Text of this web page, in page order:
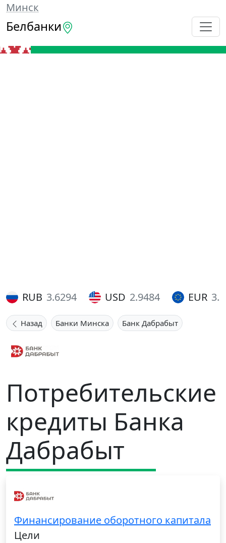
Минск
Белбанки
RUB 3.6294 USD 2.9484 EUR
Назад Банки Минска Банк Дабрабыт
Потребительские
кредиты Банка
Дабрабыт
Финансирование оборотного капитала
Цели